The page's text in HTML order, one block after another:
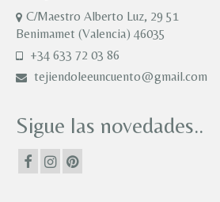
C/Maestro Alberto Luz, 29 51
Benimamet (Valencia) 46035
+34 633 72 03 86
tejiendoleeuncuento@gmail.com
Sigue las novedades..